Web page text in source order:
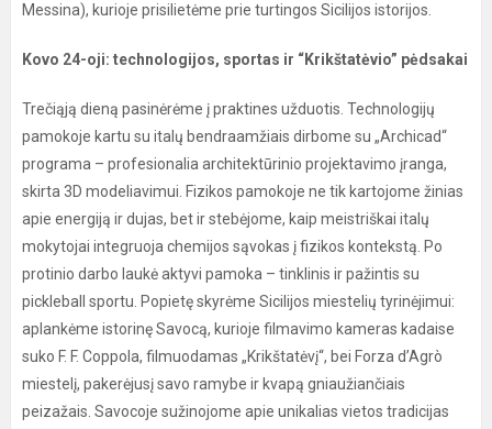
Messina), kurioje prisilietėme prie turtingos Sicilijos istorijos.
Kovo 24-oji: technologijos, sportas ir “Krikštatėvio” pėdsakai
Trečiąją dieną pasinėrėme į praktines užduotis. Technologijų
pamokoje kartu su italų bendraamžiais dirbome su „Archicad“
programa – profesionalia architektūrinio projektavimo įranga,
skirta 3D modeliavimui. Fizikos pamokoje ne tik kartojome žinias
apie energiją ir dujas, bet ir stebėjome, kaip meistriškai italų
mokytojai integruoja chemijos sąvokas į fizikos kontekstą. Po
protinio darbo laukė aktyvi pamoka – tinklinis ir pažintis su
pickleball sportu. Popietę skyrėme Sicilijos miestelių tyrinėjimui:
aplankėme istorinę Savocą, kurioje filmavimo kameras kadaise
suko F. F. Coppola, filmuodamas „Krikštatėvį“, bei Forza d’Agrò
miestelį, pakerėjusį savo ramybe ir kvapą gniaužiančiais
peizažais. Savocoje sužinojome apie unikalias vietos tradicijas